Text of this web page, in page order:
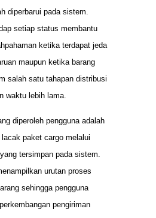
diperbarui pada sistem.
setiap status membantu
ketika terdapat jeda
maupun ketika barang
salah satu tahapan distribusi
waktu lebih lama.
diperoleh pengguna adalah
paket cargo melalui
tersimpan pada sistem.
urutan proses
sehingga pengguna
pengiriman